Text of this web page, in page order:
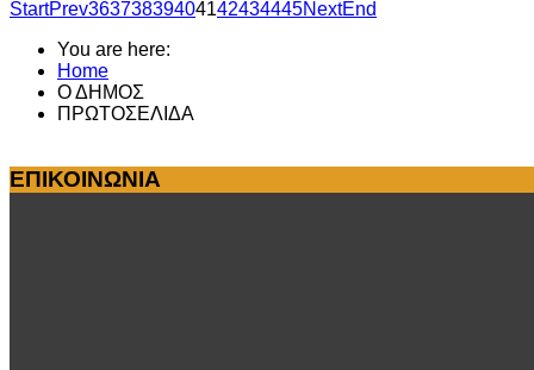
StartPrev36373839404142434445NextEnd
You are here:
Home
Ο ΔΗΜΟΣ
ΠΡΩΤΟΣΕΛΙΔΑ
ΕΠΙΚΟΙΝΩΝΙΑ